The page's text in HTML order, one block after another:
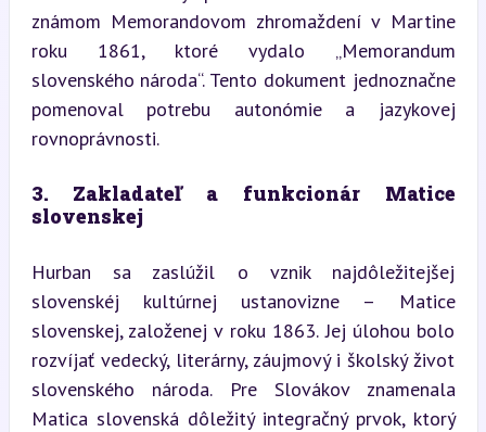
známom Memorandovom zhromaždení v Martine
roku 1861, ktoré vydalo „Memorandum
slovenského národa“. Tento dokument jednoznačne
pomenoval potrebu autonómie a jazykovej
rovnoprávnosti.
3. Zakladateľ a funkcionár Matice
slovenskej
Hurban sa zaslúžil o vznik najdôležitejšej
slovenskéj kultúrnej ustanovizne – Matice
slovenskej, založenej v roku 1863. Jej úlohou bolo
rozvíjať vedecký, literárny, záujmový i školský život
slovenského národa. Pre Slovákov znamenala
Matica slovenská dôležitý integračný prvok, ktorý